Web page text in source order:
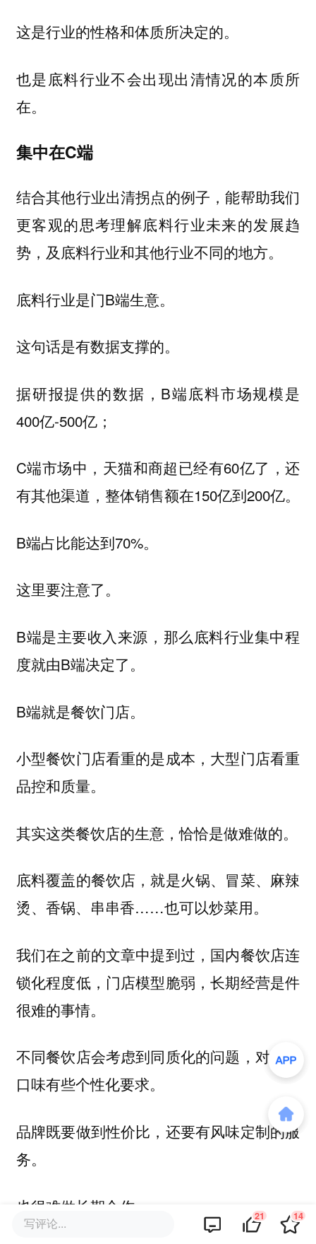
这是行业的性格和体质所决定的。
也是底料行业不会出现出清情况的本质所
在。
集中在C端
结合其他行业出清拐点的例子，能帮助我们
更客观的思考理解底料行业未来的发展趋
势，及底料行业和其他行业不同的地方。
底料行业是门B端生意。
这句话是有数据支撑的。
据研报提供的数据，B端底料市场规模是
400亿-500亿；
C端市场中，天猫和商超已经有60亿了，还
有其他渠道，整体销售额在150亿到200亿。
B端占比能达到70%。
这里要注意了。
B端是主要收入来源，那么底料行业集中程
度就由B端决定了。
B端就是餐饮门店。
小型餐饮门店看重的是成本，大型门店看重
品控和质量。
其实这类餐饮店的生意，恰恰是做难做的。
底料覆盖的餐饮店，就是火锅、冒菜、麻辣
烫、香锅、串串香……也可以炒菜用。
我们在之前的文章中提到过， 国内餐饮店连
锁化程度低，门店模型脆弱，长期经营是件
很难的事情。
不同餐饮店会考虑到同质化的问题，对产品
口味有些个性化要求。
品牌既要做到性价比，还要有风味定制的服
务。
也很难做长期合作。
写评论... 21 14